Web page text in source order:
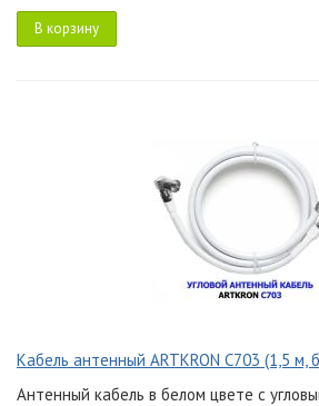
В корзину
Кабель антенный ARTKRON C703 (1,5 м,
Антенный кабель в белом цвете с